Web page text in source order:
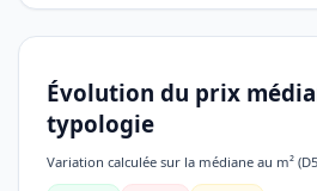
Évolution du prix
typologie
Variation calculée sur la médiane au m²